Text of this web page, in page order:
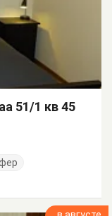
51/1 кв 45